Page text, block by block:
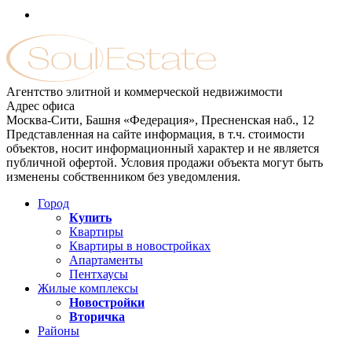
Агентство элитной и коммерческой недвижимости
Адрес офиса
Москва-Сити, Башня «Федерация», Пресненская наб., 12
Представленная на сайте информация, в т.ч. стоимости
объектов, носит информационный характер и не является
публичной офертой. Условия продажи объекта могут быть
изменены собственником без уведомления.
Город
Купить
Квартиры
Квартиры в новостройках
Апартаменты
Пентхаусы
Жилые комплексы
Новостройки
Вторичка
Районы